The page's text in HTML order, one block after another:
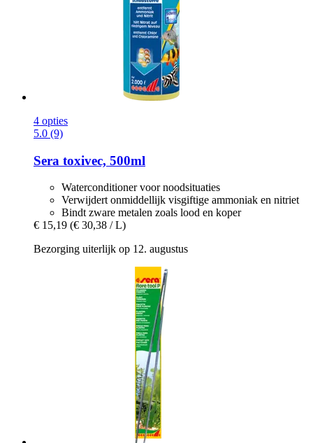
4 opties
5.0 (9)
Sera toxivec, 500ml
Waterconditioner voor noodsituaties
Verwijdert onmiddellijk visgiftige ammoniak en nitriet
Bindt zware metalen zoals lood en koper
€ 15,19 (€ 30,38 / L)
Bezorging uiterlijk op 12. augustus